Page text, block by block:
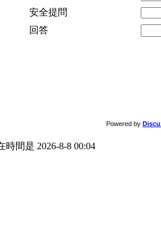
安全提問
回答
Powered by
間是 2026-8-8 00:04